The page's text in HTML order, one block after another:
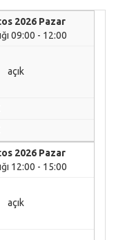
2026 Pazar
09:00 - 12:00
açık
2026 Pazar
12:00 - 15:00
açık